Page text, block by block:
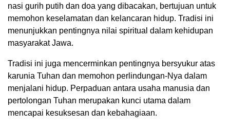
nasi gurih putih dan doa yang dibacakan, bertujuan untuk
memohon keselamatan dan kelancaran hidup. Tradisi ini
menunjukkan pentingnya nilai spiritual dalam kehidupan
masyarakat Jawa.
Tradisi ini juga mencerminkan pentingnya bersyukur atas
karunia Tuhan dan memohon perlindungan-Nya dalam
menjalani hidup. Perpaduan antara usaha manusia dan
pertolongan Tuhan merupakan kunci utama dalam
mencapai kesuksesan dan kebahagiaan.